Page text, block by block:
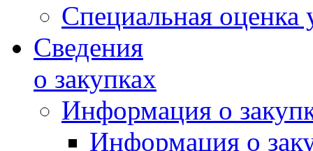
Специальная оценка
Сведения
о закупках
Информация о
Информация о